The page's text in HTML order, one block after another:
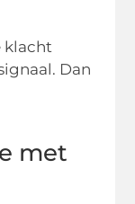
klacht
Dan
met